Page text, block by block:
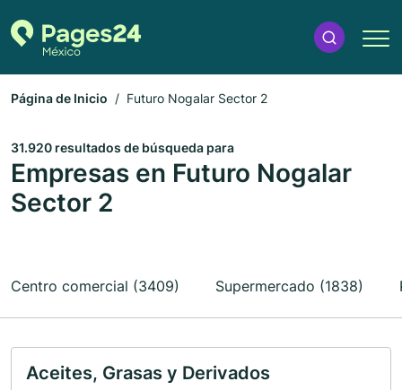
Página de Inicio Futuro Nogalar Sector 2
31.920 resultados de búsqueda para
Empresas en Futuro Nogalar
Sector 2
Centro comercial (3409) Supermercado (1838)
Aceites, Grasas y Derivados